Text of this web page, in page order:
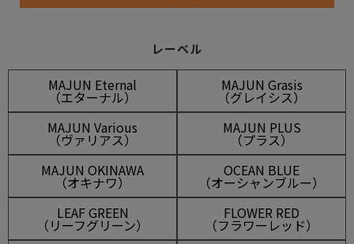
レーベル
MAJUN Eternal
（エターナル）
MAJUN Grasis
（グレイシス）
MAJUN Various
（ヴァリアス）
MAJUN PLUS
（プラス）
MAJUN OKINAWA
（オキナワ）
OCEAN BLUE
（オーシャンブルー）
LEAF GREEN
（リーフグリーン）
FLOWER RED
（フラワーレッド）